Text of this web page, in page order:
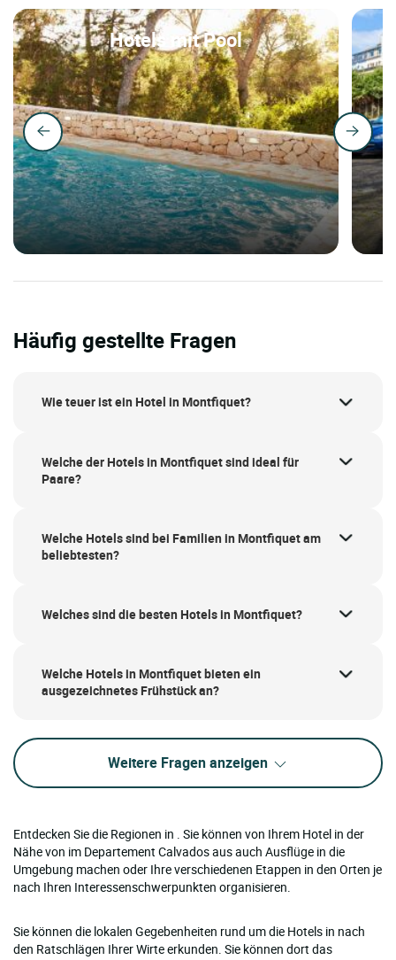
Hotels mit Pool
Häufig gestellte Fragen
Wie teuer ist ein Hotel in Montfiquet?
Welche der Hotels in Montfiquet sind ideal für
Paare?
Welche Hotels sind bei Familien in Montfiquet am
beliebtesten?
Welches sind die besten Hotels in Montfiquet?
Welche Hotels in Montfiquet bieten ein
ausgezeichnetes Frühstück an?
Weitere Fragen anzeigen
Entdecken Sie die Regionen in . Sie können von Ihrem Hotel in der
Nähe von im Departement Calvados aus auch Ausflüge in die
Umgebung machen oder Ihre verschiedenen Etappen in den Orten je
nach Ihren Interessenschwerpunkten organisieren.
Sie können die lokalen Gegebenheiten rund um die Hotels in nach
den Ratschlägen Ihrer Wirte erkunden. Sie können dort das